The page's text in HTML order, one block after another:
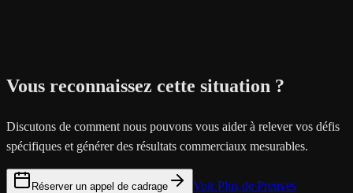
Vous reconnaissez cette situation ?
Discutons de comment nous pouvons vous aider à relever vos défis
spécifiques et générer des résultats commerciaux mesurables.
Réserver un appel de cadrage Voir Plus de Preuves